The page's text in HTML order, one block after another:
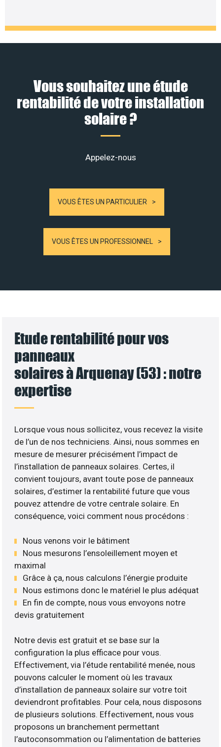
Vous souhaitez une étude
rentabilité de votre installation
solaire ?
Appelez-nous
VOUS ÊTES UN PARTICULIER
VOUS ÊTES UN PROFESSIONNEL
Etude rentabilité pour vos
panneaux
solaires à Arquenay (53) : notre
expertise
Lorsque vous nous sollicitez, vous recevez la visite
de l’un de nos techniciens. Ainsi, nous sommes en
mesure de mesurer précisément l’impact de
l’installation de panneaux solaires. Certes, il
convient toujours, avant toute pose de panneaux
solaires, d’estimer la rentabilité future que vous
pouvez attendre de votre centrale solaire. En
conséquence, voici comment nous procédons :
Nous venons voir le bâtiment
Nous mesurons l’ensoleillement moyen et
maximal
Grâce à ça, nous calculons l’énergie produite
Nous estimons donc le matériel le plus adéquat
En fin de compte, nous vous envoyons notre
devis gratuitement
Notre devis est gratuit et se base sur la
configuration la plus efficace pour vous.
Effectivement, via l’étude rentabilité menée, nous
pouvons calculer le moment où les travaux
d’installation de panneaux solaire sur votre toit
deviendront profitables. Pour cela, nous disposons
de plusieurs solutions. Effectivement, nous vous
proposons un branchement permettant
l’autoconsommation ou l’alimentation de batteries